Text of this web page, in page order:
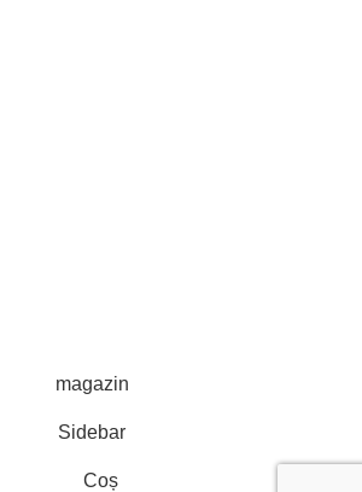
magazin
Sidebar
Coș